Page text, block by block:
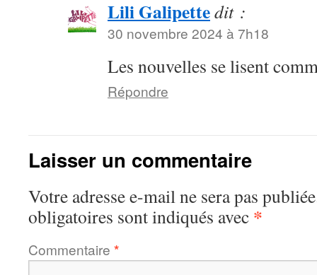
Lili Galipettedit :
30 novembre 2024 à 7h18
Les nouvelles se lisent
Répondre
Laisser un commentaire
Votre adresse e-mail ne sera pas
obligatoires sont indiqués avec *
Commentaire *